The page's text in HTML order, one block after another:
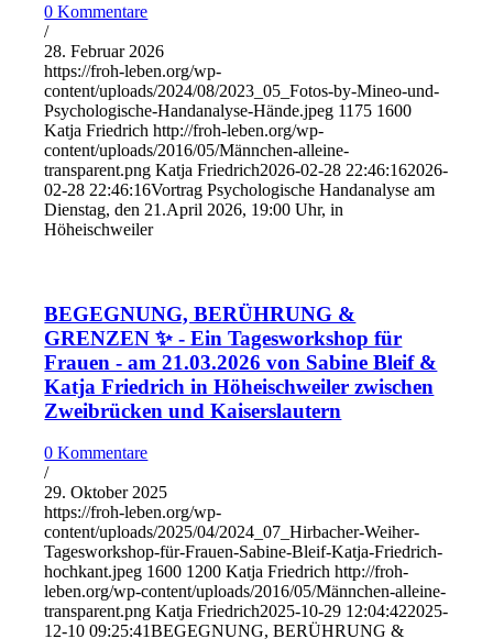
0 Kommentare
/
28. Februar 2026
https://froh-leben.org/wp-
content/uploads/2024/08/2023_05_Fotos-by-Mineo-und-
Psychologische-Handanalyse-Hände.jpeg 1175 1600
Katja Friedrich http://froh-leben.org/wp-
content/uploads/2016/05/Männchen-alleine-
transparent.png Katja Friedrich2026-02-28 22:46:162026-
02-28 22:46:16Vortrag Psychologische Handanalyse am
Dienstag, den 21.April 2026, 19:00 Uhr, in
Höheischweiler
BEGEGNUNG, BERÜHRUNG &
GRENZEN ✨ - Ein Tagesworkshop für
Frauen - am 21.03.2026 von Sabine Bleif &
Katja Friedrich in Höheischweiler zwischen
Zweibrücken und Kaiserslautern
0 Kommentare
/
29. Oktober 2025
https://froh-leben.org/wp-
content/uploads/2025/04/2024_07_Hirbacher-Weiher-
Tagesworkshop-für-Frauen-Sabine-Bleif-Katja-Friedrich-
hochkant.jpeg 1600 1200 Katja Friedrich http://froh-
leben.org/wp-content/uploads/2016/05/Männchen-alleine-
transparent.png Katja Friedrich2025-10-29 12:04:422025-
12-10 09:25:41BEGEGNUNG, BERÜHRUNG &